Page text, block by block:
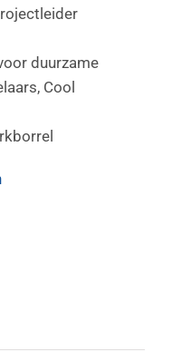
duurzame
Cool